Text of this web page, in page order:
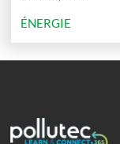
ÉNERGIE